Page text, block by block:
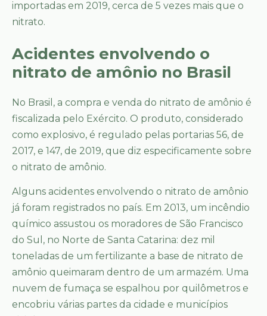
importadas em 2019, cerca de 5 vezes mais que o
nitrato.
Acidentes envolvendo o
nitrato de amônio no Brasil
No Brasil, a compra e venda do nitrato de amônio é
fiscalizada pelo Exército. O produto, considerado
como explosivo, é regulado pelas portarias 56, de
2017, e 147, de 2019, que diz especificamente sobre
o nitrato de amônio.
Alguns acidentes envolvendo o nitrato de amônio
já foram registrados no país. Em 2013, um incêndio
químico assustou os moradores de São Francisco
do Sul, no Norte de Santa Catarina: dez mil
toneladas de um fertilizante a base de nitrato de
amônio queimaram dentro de um armazém. Uma
nuvem de fumaça se espalhou por quilômetros e
encobriu várias partes da cidade e municípios